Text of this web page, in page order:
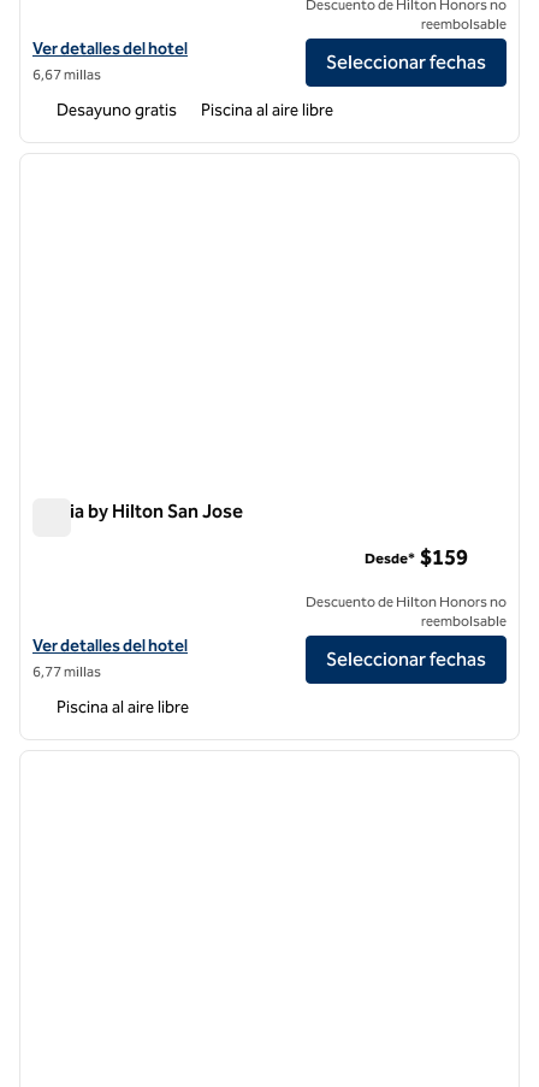
Ver detalles del hotel Homewood Suites by Hilton Fremont
Ver detalles del hotel
6,67 millas
Descuento de Hilton Honors no
reembolsable
Seleccionar fechas
Desayuno gratis Piscina al aire libre
1 de 12
Signia by Hilton San Jose
Ver detalles del hotel Signia by Hilton San Jose
Ver detalles del hotel
6,77 millas
Desde* $159
Descuento de Hilton Honors no
reembolsable
Seleccionar fechas
Piscina al aire libre
1 de 12